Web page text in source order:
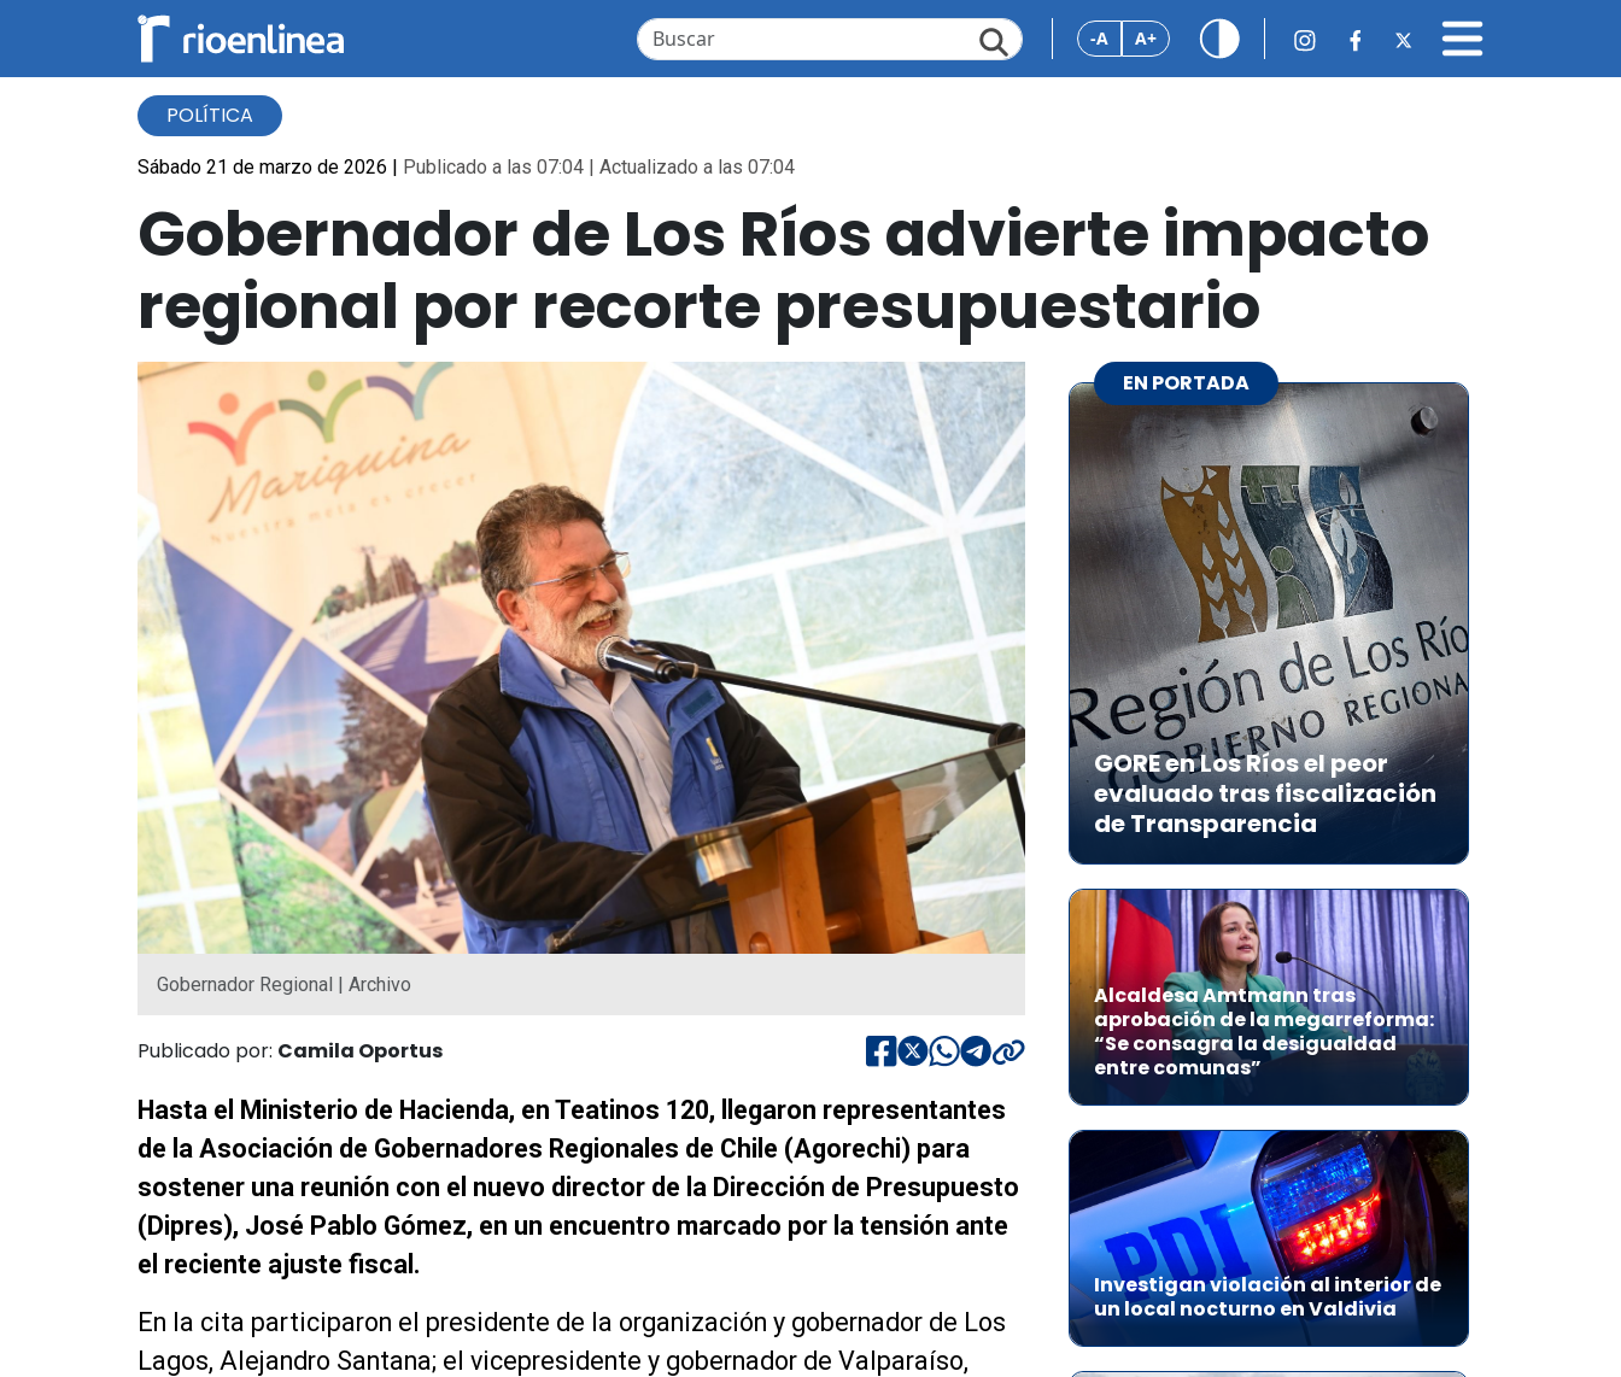
-A A+
POLÍTICA
Sábado 21 de marzo de 2026 | Publicado a las 07:04 | Actualizado a las 07:04
Gobernador de Los Ríos advierte impacto
regional por recorte presupuestario
Gobernador Regional | Archivo
Publicado por: Camila Oportus
Hasta el Ministerio de Hacienda, en Teatinos 120, llegaron representantes
de la Asociación de Gobernadores Regionales de Chile (Agorechi) para
sostener una reunión con el nuevo director de la Dirección de Presupuesto
(Dipres), José Pablo Gómez, en un encuentro marcado por la tensión ante
el reciente ajuste fiscal.
En la cita participaron el presidente de la organización y gobernador de Los
Lagos, Alejandro Santana; el vicepresidente y gobernador de Valparaíso,
EN PORTADA
GORE en Los Ríos el peor
evaluado tras fiscalización
de Transparencia
Alcaldesa Amtmann tras
aprobación de la megarreforma:
“Se consagra la desigualdad
entre comunas”
Investigan violación al interior de
un local nocturno en Valdivia